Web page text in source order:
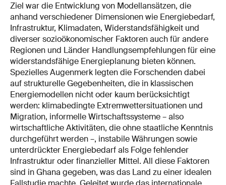
Ziel war die Entwicklung von Modellansätzen, die
anhand verschiedener Dimensionen wie Energiebedarf,
Infrastruktur, Klimadaten, Widerstandsfähigkeit und
diverser sozioökonomischer Faktoren auch für andere
Regionen und Länder Handlungsempfehlungen für eine
widerstandsfähige Energieplanung bieten können.
Spezielles Augenmerk legten die Forschenden dabei
auf strukturelle Gegebenheiten, die in klassischen
Energiemodellen nicht oder kaum berücksichtigt
werden: klimabedingte Extremwettersituationen und
Migration, informelle Wirtschaftssysteme – also
wirtschaftliche Aktivitäten, die ohne staatliche Kenntnis
durchgeführt werden –, instabile Währungen sowie
unterdrückter Energiebedarf als Folge fehlender
Infrastruktur oder finanzieller Mittel. All diese Faktoren
sind in Ghana gegeben, was das Land zu einer idealen